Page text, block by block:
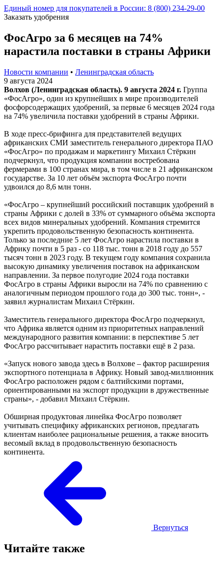
Единый номер для покупателей в России: 8 (800) 234-29-00
Заказать удобрения
ФосАгро за 6 месяцев на 74%
нарастила поставки в страны Африки
Новости компании • Ленинградская область
9 августа 2024
Волхов (Ленинградская область). 9 августа 2024 г. Группа
«ФосАгро», один из крупнейших в мире производителей
фосфорсодержащих удобрений, за первые 6 месяцев 2024 года
на 74% увеличила поставки удобрений в страны Африки.
В ходе пресс-брифинга для представителей ведущих
африканских СМИ заместитель генерального директора ПАО
«ФосАгро» по продажам и маркетингу Михаил Стёркин
подчеркнул, что продукция компании востребована
фермерами в 100 странах мира, в том числе в 21 африканском
государстве. За 10 лет объём экспорта ФосАгро почти
удвоился до 8,6 млн тонн.
«ФосАгро – крупнейший российский поставщик удобрений в
страны Африки с долей в 33% от суммарного объёма экспорта
всех видов минеральных удобрений. Компания стремится
укрепить продовольственную безопасность континента.
Только за последние 5 лет ФосАгро нарастила поставки в
Африку почти в 5 раз - со 118 тыс. тонн в 2018 году до 557
тысяч тонн в 2023 году. В текущем году компания сохранила
высокую динамику увеличения поставок на африканском
направлении. За первое полугодие 2024 года поставки
ФосАгро в страны Африки выросли на 74% по сравнению с
аналогичным периодом прошлого года до 300 тыс. тонн», -
заявил журналистам Михаил Стёркин.
Заместитель генерального директора ФосАгро подчеркнул,
что Африка является одним из приоритетных направлений
международного развития компании: в перспективе 5 лет
ФосАгро рассчитывает нарастить поставки ещё в 2 раза.
«Запуск нового завода здесь в Волхове – фактор расширения
экспортного потенциала в Африку. Новый завод-миллионник
ФосАгро расположен рядом с балтийскими портами,
ориентированными на экспорт продукции в дружественные
страны», - добавил Михаил Стёркин.
Обширная продуктовая линейка ФосАгро позволяет
учитывать специфику африканских регионов, предлагать
клиентам наиболее рациональные решения, а также вносить
весомый вклад в продовольственную безопасность
континента.
Вернуться
Читайте также